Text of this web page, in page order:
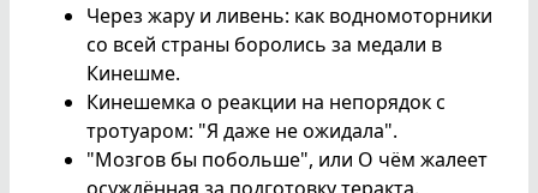
Через жару и ливень: как водномоторники
со всей страны боролись за медали в
Кинешме.
Кинешемка о реакции на непорядок с
тротуаром: "Я даже не ожидала".
"Мозгов бы побольше", или О чём жалеет